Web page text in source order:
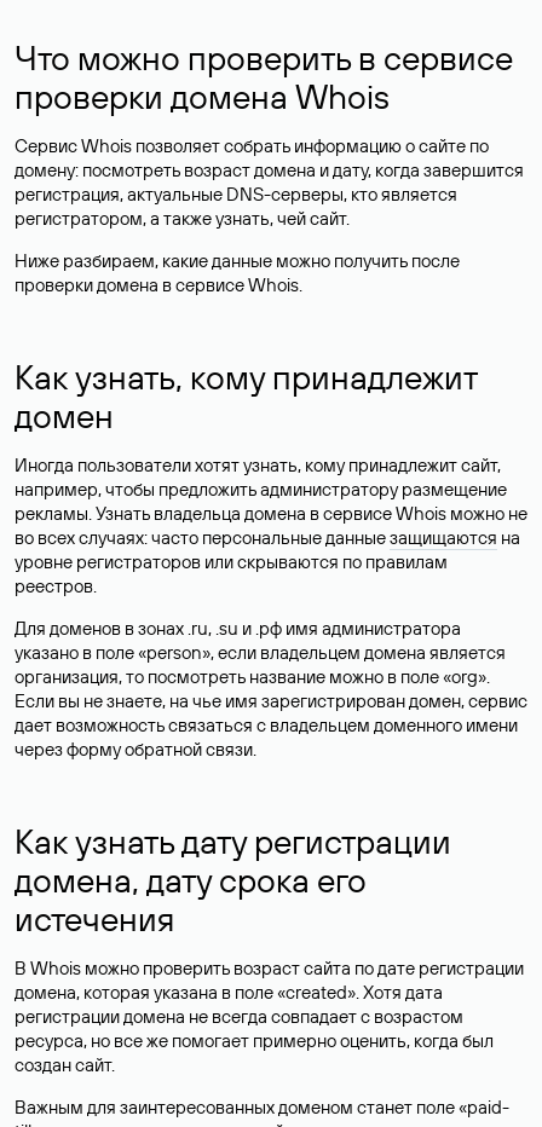
Что можно проверить в сервисе
проверки домена Whois
Сервис Whois позволяет собрать информацию о сайте по
домену: посмотреть возраст домена и дату, когда завершится
регистрация, актуальные DNS-серверы, кто является
регистратором, а также узнать, чей сайт.
Ниже разбираем, какие данные можно получить после
проверки домена в сервисе Whois.
Как узнать, кому принадлежит
домен
Иногда пользователи хотят узнать, кому принадлежит сайт,
например, чтобы предложить администратору размещение
рекламы. Узнать владельца домена в сервисе Whois можно не
во всех случаях: часто персональные данныезащищаются на
уровне регистраторов или скрываются по правилам
реестров.
Для доменов в зонах .ru, .su и .рф имя администратора
указано в поле «person», если владельцем домена является
организация, то посмотреть название можно в поле «org».
Если вы не знаете, на чье имя зарегистрирован домен, сервис
дает возможность связаться с владельцем доменного имени
через форму обратной связи.
Как узнать дату регистрации
домена, дату срока его
истечения
В Whois можно проверить возраст сайта по дате регистрации
домена, которая указана в поле «created». Хотя дата
регистрации домена не всегда совпадает с возрастом
ресурса, но все же помогает примерно оценить, когда был
создан сайт.
Важным для заинтересованных доменом станет поле «paid-